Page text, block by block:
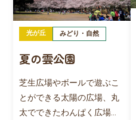
れ、子供連れの親子が遊ぶ
姿が見られます。中央にあ
る日当たりのよい広い広場
では、週末にフリーマーケ
ットが開催されることもあ
ります。
光が丘 みどり・自然
夏の雲公園
芝生広場やボールで遊ぶこ
とができる太陽の広場、丸
太でできたわんぱく広場な